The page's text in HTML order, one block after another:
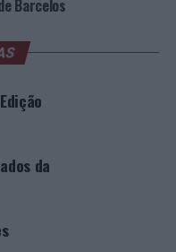
de experiências
se, à noite, a Gala de
serão anunciados
prevista a
com uma
uma segunda
o ensino
pessoais e
o trabalho
formadores e
EFA.
Barcelos
da